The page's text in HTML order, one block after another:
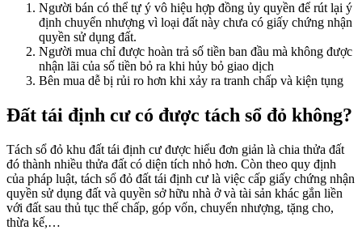
Người bán có thể tự ý vô hiệu hợp đồng ủy quyền để rút lại ý
định chuyển nhượng vì loại đất này chưa có giấy chứng nhận
quyền sử dụng đất.
Người mua chỉ được hoàn trả số tiền ban đầu mà không được
nhận lãi của số tiền bỏ ra khi hủy bỏ giao dịch
Bên mua dễ bị rủi ro hơn khi xảy ra tranh chấp và kiện tụng
Đất tái định cư có được tách sổ đỏ không?
Tách sổ đỏ khu đất tái định cư được hiểu đơn giản là chia thửa đất
đó thành nhiều thửa đất có diện tích nhỏ hơn. Còn theo quy định
của pháp luật, tách sổ đỏ đất tái định cư là việc cấp giấy chứng nhận
quyền sử dụng đất và quyền sở hữu nhà ở và tài sản khác gắn liền
với đất sau thủ tục thế chấp, góp vốn, chuyển nhượng, tặng cho,
thừa kế,…